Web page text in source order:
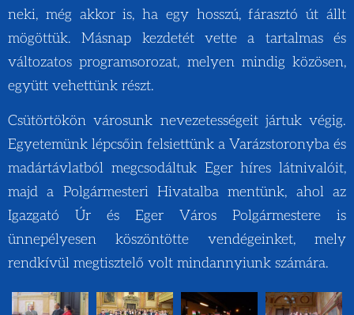
neki, még akkor is, ha egy hosszú, fárasztó út állt
mögöttük. Másnap kezdetét vette a tartalmas és
változatos programsorozat, melyen mindig közösen,
együtt vehettünk részt.
Csütörtökön városunk nevezetességeit jártuk végig.
Egyetemünk lépcsőin felsiettünk a Varázstoronyba és
madártávlatból megcsodáltuk Eger híres látnivalóit,
majd a Polgármesteri Hivatalba mentünk, ahol az
Igazgató Úr és Eger Város Polgármestere is
ünnepélyesen köszöntötte vendégeinket, mely
rendkívül megtisztelő volt mindannyiunk számára.